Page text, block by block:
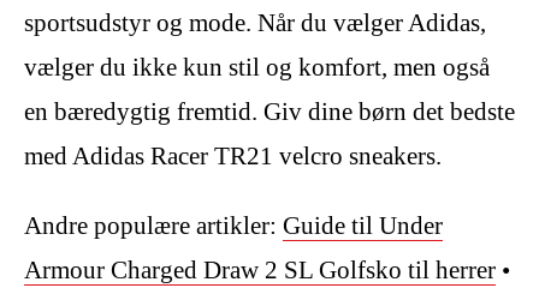
sportsudstyr og mode. Når du vælger Adidas,
vælger du ikke kun stil og komfort, men også
en bæredygtig fremtid. Giv dine børn det bedste
med Adidas Racer TR21 velcro sneakers.
Andre populære artikler: Guide til Under
Armour Charged Draw 2 SL Golfsko til herrer •